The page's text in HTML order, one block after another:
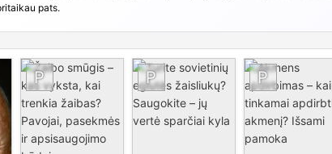
pats.